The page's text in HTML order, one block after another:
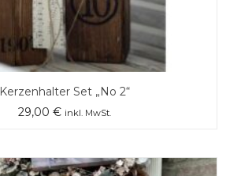
Kerzenhalter Set „No 2“
29,00 € inkl. MwSt.